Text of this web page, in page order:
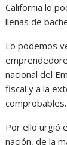
California lo
llenas de
Lo podemos
nacional del
fiscal y a la
comprobables.
Por ello urgió
nación, de la